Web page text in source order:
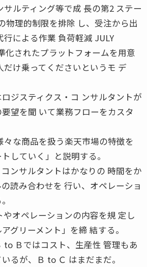
サルティング等で成 長の第2 ステー
物理的制限を排除 し、受注から出
による作業 負荷軽減 JULY
されたプラットフォームを用意
だけ乗ってくださいというモ デ
ジスティクス・コ ンサルタントが
望を聞 いて業務フローをカスタ
々な商品を扱う楽天市場の特徴を
していく」と説明する。
ンサルタントはかなりの 時間をか
読み合わせを 行い、オペレーショ
オペレーションの内容を規 定し
グリーメント」を締 結する。
Ｂではコスト、生産性 管理もあ
るが、Ｂ to Ｃ はまだまだ。